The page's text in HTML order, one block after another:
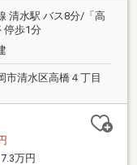
清水駅 バス8分/「高
停歩1分
市清水区高橋４丁目
7.3万円